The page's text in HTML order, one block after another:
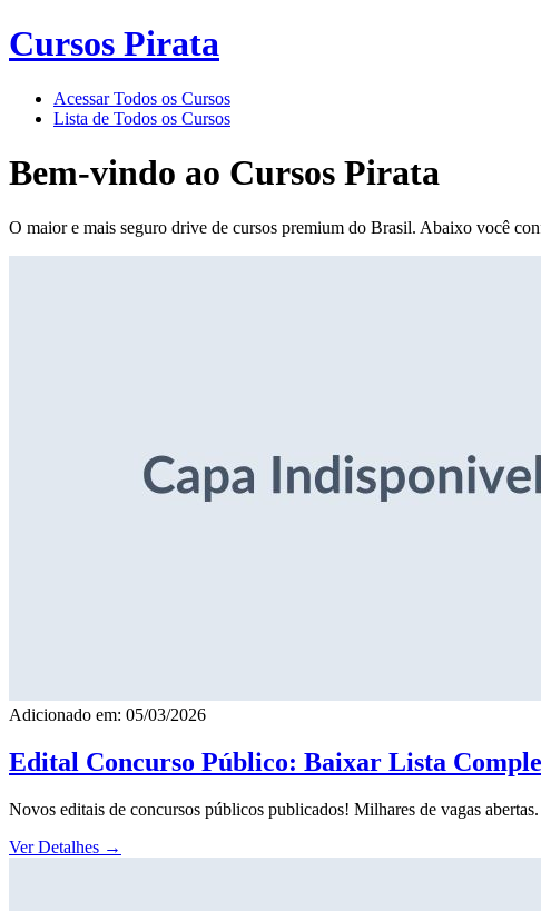
Cursos Pirata
Acessar Todos os Cursos
Lista de Todos os Cursos
Bem-vindo ao Cursos Pirata
O maior e mais seguro drive de cursos premium do Brasil. Abaixo você
Adicionado em: 05/03/2026
Edital Concurso Público: Baixar Lista
Novos editais de concursos públicos publicados! Milhares de vagas
Ver Detalhes →